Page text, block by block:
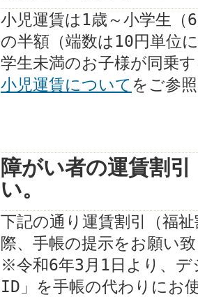
小児運賃は1歳～小学生（
の半額（端数は10円単位
学生未満のお子様が同乗
小児運賃についてをご参
障がい者の運賃割
い。
下記の通り運賃割引（福
際、手帳の提示をお願い
※令和6年3月1日より、デ
ID」を手帳の代わりにお